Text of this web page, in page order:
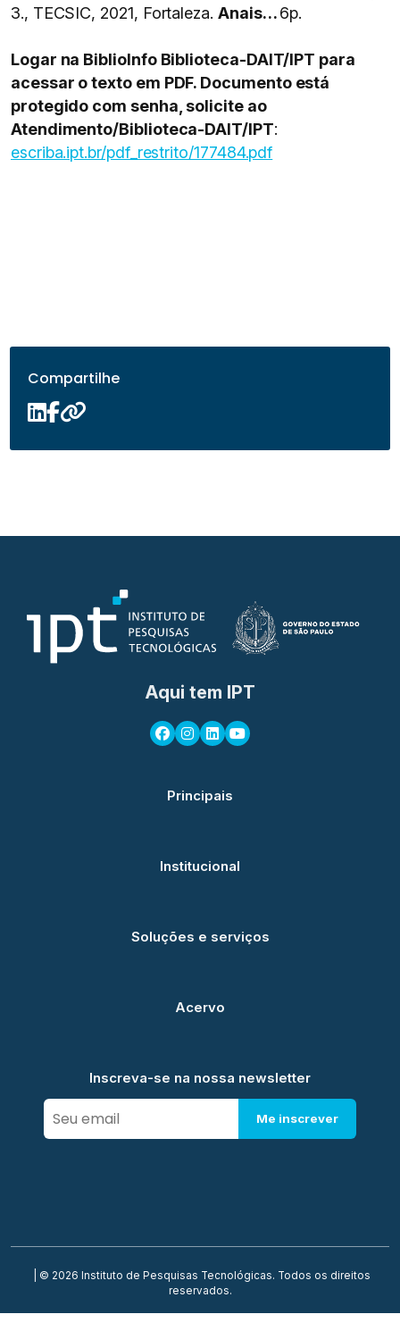
3., TECSIC, 2021, Fortaleza. Anais…6p.
Logar na BiblioInfo Biblioteca-DAIT/IPT para
acessar o texto em PDF. Documento está
protegido com senha, solicite ao
Atendimento/Biblioteca-DAIT/IPT:
escriba.ipt.br/pdf_restrito/177484.pdf
Compartilhe
Aqui tem IPT
Principais
Institucional
Soluções e serviços
Acervo
Inscreva-se na nossa newsletter
Me inscrever
| © 2026 Instituto de Pesquisas Tecnológicas. Todos os direitos
reservados.